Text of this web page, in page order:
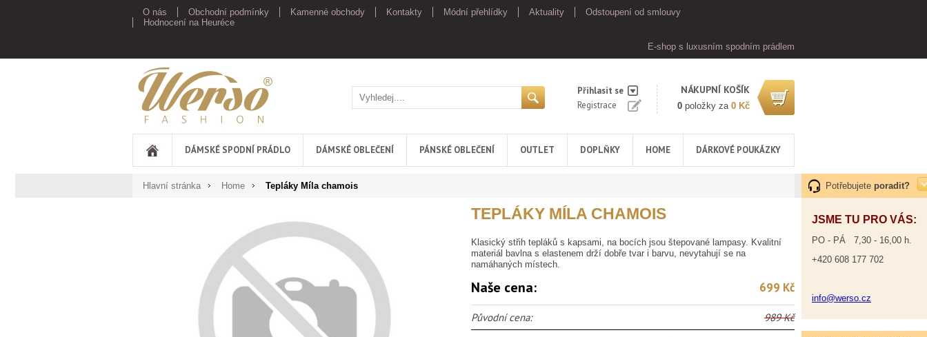
O nás Obchodní podmínky Kamenné obchody Kontakty Módní přehlídky Aktuality
Odstoupení od smlouvy
Hodnocení na Heuréce
E-shop s luxusním spodním prádlem
Werso
Přihlasit se
Registrace
NÁKUPNÍ KOŠÍK
0 položky za 0 Kč
DÁMSKÉ SPODNÍ PRÁDLO DÁMSKÉ OBLEČENÍ PÁNSKÉ OBLEČENÍ OUTLET DOPLŇKY HOME DÁRKOVÉ POUKÁZKY
Potřebujete poradit?
JSME TU PRO VÁS:
PO - PÁ 7,30 - 16,00 h.
+420 608 177 702
info@werso.cz
Hlavní stránka Home Tepláky Míla chamois
TEPLÁKY MÍLA CHAMOIS
Klasický střih tepláků s kapsami, na bocích jsou štepované lampasy. Kvalitní
materiál bavlna s elastenem drží dobře tvar i barvu, nevytahují se na
namáhaných místech.
Naše cena: 699 Kč
Původní cena: 989 Kč